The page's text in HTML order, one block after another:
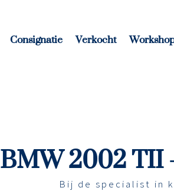
Consignatie Verkocht
BMW 2002
Bij de specialist in